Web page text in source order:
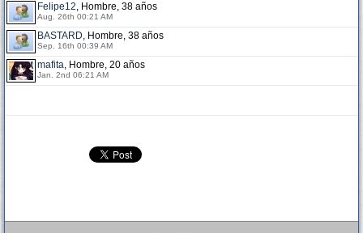
Felipe12, Hombre, 38 años
Aug. 26th 00:21 AM
BASTARD, Hombre, 38 años
Sep. 16th 00:39 AM
mafita, Hombre, 20 años
Jan. 2nd 06:21 AM